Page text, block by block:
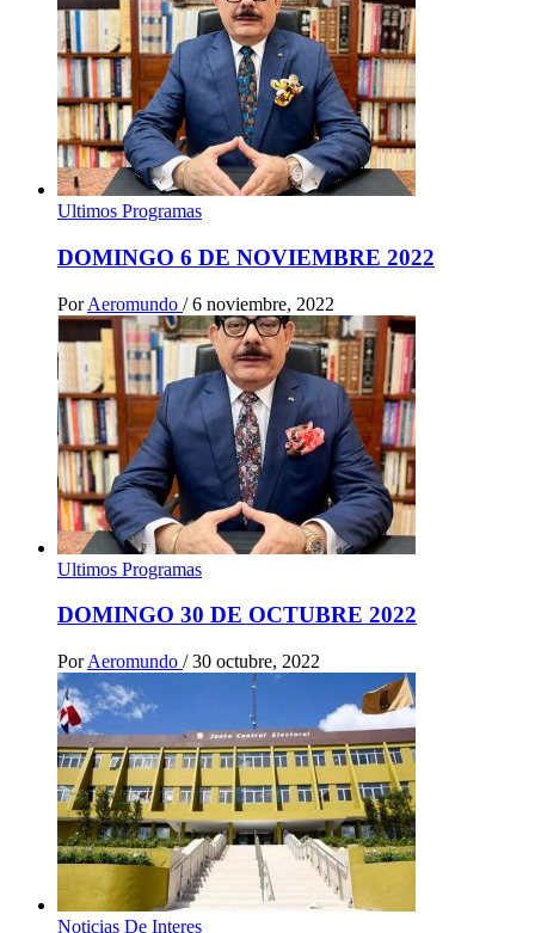
Ultimos Programas
DOMINGO 6 DE NOVIEMBRE 2022
Por Aeromundo / 6 noviembre, 2022
Ultimos Programas
DOMINGO 30 DE OCTUBRE 2022
Por Aeromundo / 30 octubre, 2022
Noticias De Interes